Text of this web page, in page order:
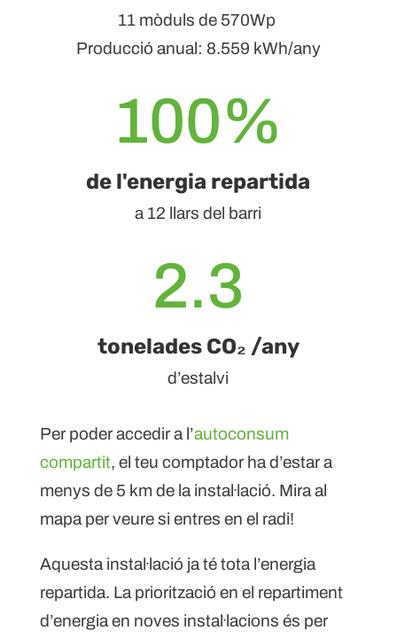
11 mòduls de 570Wp
Producció anual: 8.559 kWh/any
100%
de l'energia repartida
a 12 llars del barri
2.3
tonelades CO₂ /any
d’estalvi
Per poder accedir a l’autoconsum
compartit, el teu comptador ha d’estar a
menys de 5 km de la instal·lació. Mira al
mapa per veure si entres en el radi!
Aquesta instal·lació ja té tota l’energia
repartida. La priorització en el repartiment
d’energia en noves instal·lacions és per